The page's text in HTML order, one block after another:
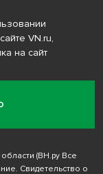
VN.ru,
на сайт
(ВН.ру Все
Свидетельство о